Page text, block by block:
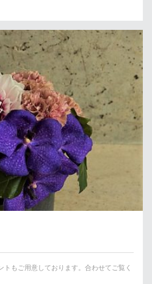
もご用意しております。合わせてご覧く